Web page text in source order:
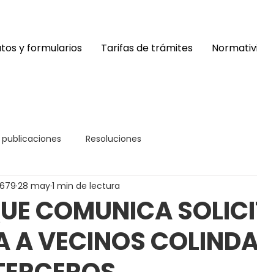
y formularios Tarifas de trámites
publicaciones Resoluciones
COMUNICA
A VECINOS
28 may1 min de lectura